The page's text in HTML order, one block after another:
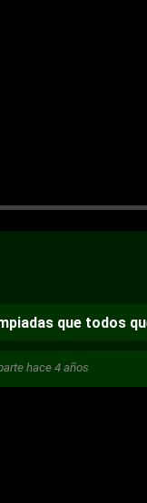
que todos
hace 4 años